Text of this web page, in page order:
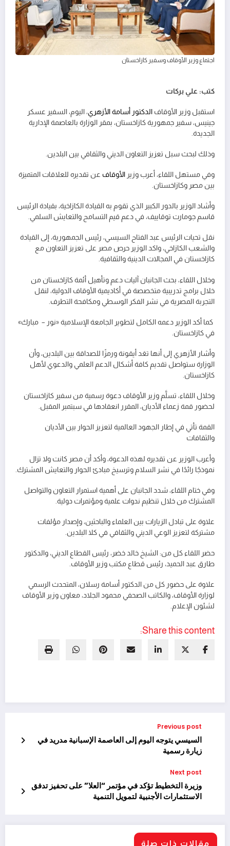
اجتماع وزير الأوقاف وسفير كازاخستان
كتب: علي بركات
استقبل وزير الأوقاف الدكتور أسامة الأزهري، اليوم، السفير عسكر
جينيس، سفير جمهورية كازاخستان، بمقر الوزارة بالعاصمة الإدارية
الجديدة.
وذلك لبحث سبل تعزيز التعاون الديني والثقافي بين البلدين.
وفي مستهل اللقاء، أعرب وزير الأوقاف عن تقديره للعلاقات المتميزة
بين مصر وكازاخستان.
وأشاد الوزير بالدور الكبير الذي تقوم به القيادة الكازاخية، بقيادة الرئيس
قاسم جومارت توقاييف، في دعم قيم التسامح والتعايش السلمي.
نقل تحيات الرئيس عبد الفتاح السيسي، رئيس الجمهورية، إلى القيادة
والشعب الكازاخي، واكد الوزير حرص مصر على تعزيز التعاون مع
كازاخستان في المجالات الدينية والثقافية.
وخلال اللقاء، بحث الجانبان آليات دعم وتأهيل أئمة كازاخستان من
خلال برامج تدريبية متخصصة في أكاديمية الأوقاف الدولية، لنقل
التجربة المصرية في نشر الفكر الوسطي ومكافحة التطرف.
كما أكد الوزير دعمه الكامل لتطوير الجامعة الإسلامية «نور – مبارك»
في كازاخستان.
وأشار الأزهري إلى أنها تعَد أيقونة ورمزًا للصداقة بين البلدين، وأن
الوزارة ستواصل تقديم كافة أشكال الدعم العلمي والدعوي لأهل
كازاخستان.
وخلال اللقاء، تسلَّم وزير الأوقاف دعوة رسمية من سفير كازاخستان
لحضور قمة زعماء الأديان، المقرر انعقادها في سبتمبر المقبل.
القمة تأتي في إطار الجهود العالمية لتعزيز الحوار بين الأديان
والثقافات
وأعرب الوزير عن تقديره لهذه الدعوة، وأكد أن مصر كانت ولا تزال
نموذجًا رائدًا في نشر السلام وترسيخ مبادئ الحوار والتعايش المشترك.
وفي ختام اللقاء، شدد الجانبان على أهمية استمرار التعاون والتواصل
المشترك من خلال تنظيم ندوات علمية ومؤتمرات دولية.
علاوة على تبادل الزيارات بين العلماء والباحثين، وإصدار مؤلفات
مشتركة لتعزيز الوعي الديني والثقافي في كلا البلدين.
حضر اللقاء كل من: الشيخ خالد خضر، رئيس القطاع الديني، والدكتور
طارق عبد الحميد، رئيس قطاع مكتب وزير الأوقاف.
علاوة على حضور كل من الدكتور أسامة رسلان، المتحدث الرسمي
لوزارة الأوقاف، والكاتب الصحفي محمود الجلاد، معاون وزير الأوقاف
لشئون الإعلام.
Share this content:
Previous post
السيسي يتوجه اليوم إلى العاصمة الإسبانية مدريد في
زيارة رسمية
Next post
وزيرة التخطيط تؤكد في مؤتمر “العلا” على تحفيز تدفق
الاستثمارات الأجنبية لتمويل التنمية
مقالات ذات صلة